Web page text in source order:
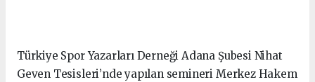
Türkiye Spor Yazarları Derneği Adana Şubesi Nihat
Geven Tesisleri’nde yapılan semineri Merkez Hakem